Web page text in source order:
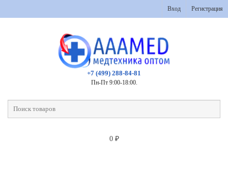
Вход Регистрация
+7 (499) 288-84-81
Пн-Пт 9:00-18:00.
0 ₽